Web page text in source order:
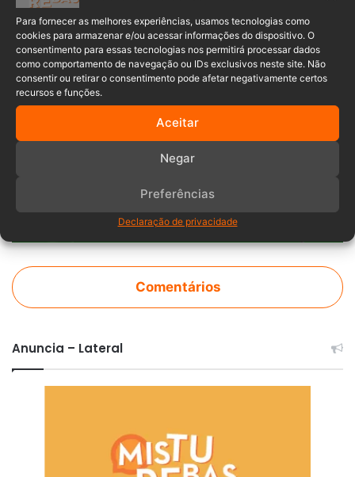
Para fornecer as melhores experiências, usamos tecnologias como
cookies para armazenar e/ou acessar informações do dispositivo. O
consentimento para essas tecnologias nos permitirá processar dados
como comportamento de navegação ou IDs exclusivos neste site. Não
consentir ou retirar o consentimento pode afetar negativamente certos
recursos e funções.
Aceitar
Negar
Preferências
Declaração de privacidade
O casal recebeu voz de prisão e foi encaminhado à
Delegacia de Polícia Civil, onde foram realizados os
procedimentos legais.
Blumenau
supermercado
Comentários
Anuncia – Lateral